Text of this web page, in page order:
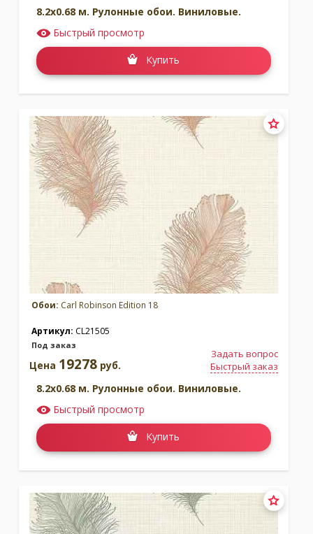
8.2x0.68 м. Рулонные обои. Виниловые.
Быстрый просмотр
Купить
Обои: Carl Robinson Edition 18
Артикул: CL21505
Под заказ
Задать вопрос
Быстрый заказ
Цена 19278 руб.
8.2x0.68 м. Рулонные обои. Виниловые.
Быстрый просмотр
Купить